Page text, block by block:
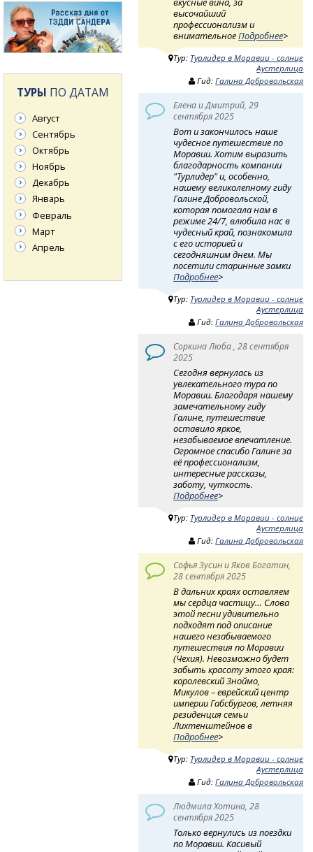
высочайший
профессионализм и
внимательноеПодробнее>
Тур: Турлидер в Моравии - солнце
Аустерлица
Гид:Галина Добровольская
Елена и Дмитрий, 29
сентября 2025
Вот и закончилось наше
чудесное путешествие по
Моравии. Хотим выразить
благодарность компании
"Турлидер" и, особенно,
нашему великолепному гиду
Галине Добровольской,
которая помогала нам в
режиме 24/7, влюбила нас в
чудесный край, познакомила
с его историей и
сегодняшним днем. Мы
посетили старинные замки
Подробнее>
Тур: Турлидер в Моравии - солнце
Аустерлица
Гид:Галина Добровольская
Соркина Люба , 28 сентября
2025
Сегодня вернулась из
увлекательного тура по
Моравии. Благодаря нашему
замечательному гиду
Галине, путешествие
оставило яркое,
незабываемое впечатление.
Огромное спасибо Галине за
её профессионализм,
интересные рассказы,
заботу, чуткость.
Подробнее>
Тур: Турлидер в Моравии - солнце
Аустерлица
Гид:Галина Добровольская
Софья Зусин и Яков Богатин,
28 сентября 2025
В дальних краях оставляем
мы сердца частицу… Слова
этой песни удивительно
подходят под описание
нашего незабываемого
путешествия по Моравии
(Чехия). Невозможно будет
забыть красоту этого края:
королевский Зноймо,
Микулов – еврейский центр
империи Габсбургов, летняя
резиденция семьи
Лихтенштейнов в
Подробнее>
Тур: Турлидер в Моравии - солнце
Аустерлица
Гид:Галина Добровольская
Людмила Хотина, 28
сентября 2025
Только вернулись из поездки
по Моравии. Касивый
ТУРЫ ПО ДАТАМ
Август
Сентябрь
Октябрь
Ноябрь
Декабрь
Январь
Февраль
Март
Апрель